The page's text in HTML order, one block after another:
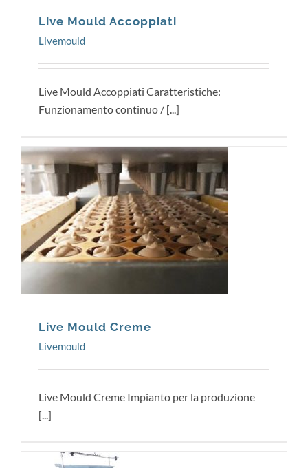
Live Mould Accoppiati
Livemould
Live Mould Accoppiati Caratteristiche:
Funzionamento continuo / [...]
Livemould
Live Mould Creme
Livemould
Live Mould Creme Impianto per la produzione
[...]